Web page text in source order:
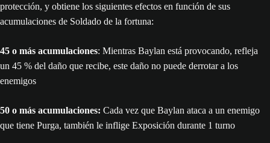
protección, y obtiene los siguientes efectos en función de sus
acumulaciones de Soldado de la fortuna:
45 o más acumulaciones: Mientras Baylan está provocando, refleja
un 45 % del daño que recibe, este daño no puede derrotar a los
enemigos
50 o más acumulaciones: Cada vez que Baylan ataca a un enemigo
que tiene Purga, también le inflige Exposición durante 1 turno